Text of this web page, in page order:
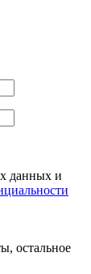
данных и
остальное